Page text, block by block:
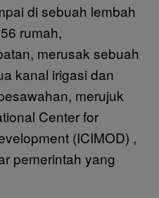
di sebuah lembah
rumah,
merusak sebuah
kanal irigasi dan
merujuk
Center for
(ICIMOD) ,
pemerintah yang